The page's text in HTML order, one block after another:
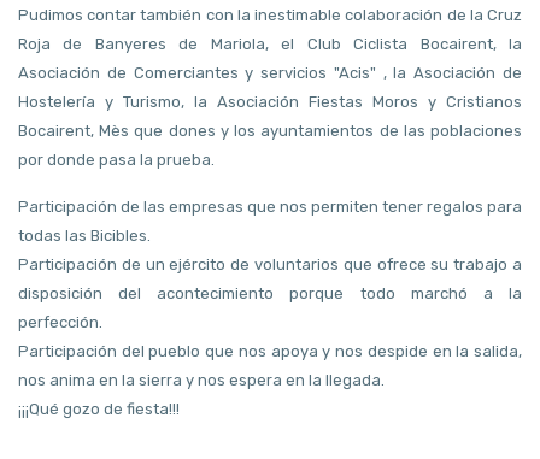
Pudimos contar también con la inestimable colaboración de la Cruz
Roja de Banyeres de Mariola, el Club Ciclista Bocairent, la
Asociación de Comerciantes y servicios "Acis" , la Asociación de
Hostelería y Turismo, la Asociación Fiestas Moros y Cristianos
Bocairent, Mès que dones y los ayuntamientos de las poblaciones
por donde pasa la prueba.
Participación de las empresas que nos permiten tener regalos para
todas las Bicibles.
Participación de un ejército de voluntarios que ofrece su trabajo a
disposición del acontecimiento porque todo marchó a la
perfección.
Participación del pueblo que nos apoya y nos despide en la salida,
nos anima en la sierra y nos espera en la llegada.
¡¡¡Qué gozo de fiesta!!!